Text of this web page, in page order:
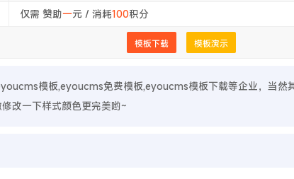
仅需 赞助一元 / 消耗100积分
模板下载 模板演示
模板,eyoucms免费模板,eyoucms模板下载等企业，当然
改一下样式颜色更完美哟~